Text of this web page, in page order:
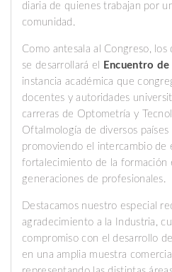
diaria de quienes trabajan por
comunidad.
Como antesala al Congreso, los
se desarrollará el
Encuentro
instancia académica que
docentes y autoridades
carreras de Optometría y
Oftalmología de diversos países
promoviendo el intercambio de
fortalecimiento de la formación
generaciones de profesionales.
Destacamos nuestro especial
agradecimiento a la Industria,
compromiso con el desarrollo
en una amplia muestra